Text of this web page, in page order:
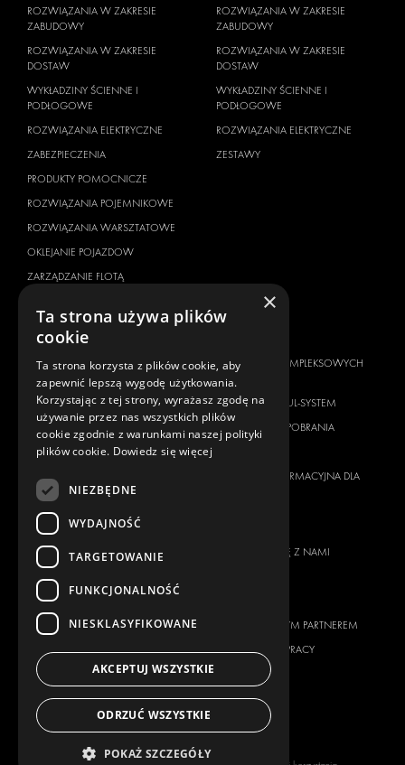
ROZWIĄZANIA W ZAKRESIE
ZABUDOWY
ROZWIĄZANIA W ZAKRESIE
DOSTAW
WYKŁADZINY ŚCIENNE I
PODŁOGOWE
ROZWIĄZANIA ELEKTRYCZNE
ZABEZPIECZENIA
PRODUKTY POMOCNICZE
ROZWIĄZANIA POJEMNIKOWE
ROZWIĄZANIA WARSZTATOWE
OKLEJANIE POJAZDOW
ZARZĄDZANIE FLOTĄ
ROZWIĄZANIA W ZAKRESIE
ZABUDOWY
ROZWIĄZANIA W ZAKRESIE
DOSTAW
WYKŁADZINY ŚCIENNE I
PODŁOGOWE
ROZWIĄZANIA ELEKTRYCZNE
ZESTAWY
MARKA POJAZDU
CITROËN
DACIA
FIAT
FORD
HYUNDAI
IVECO
MAXUS
MERCEDES
NISSAN
PEUGEOT
RENAULT
TOYOTA
VOLKSWAGEN
DOSTAWCA KOMPLEKSOWYCH
ROZWIĄZAŃ
O FIRMIE MODUL-SYSTEM
MATERIAŁY DO POBRANIA
KLAUZULA INFORMACYJNA DLA
SKONTAKTUJ SIĘ Z NAMI
ZOSTAŃ NASZYM PARTNEREM
MOŻLIWOŚCI PRACY
×
Ta strona używa plików
cookie
Ta strona korzysta z plików cookie, aby
zapewnić lepszą wygodę użytkowania.
Korzystając z tej strony, wyrażasz zgodę na
używanie przez nas wszystkich plików
cookie zgodnie z warunkami naszej polityki
plików cookie. Dowiedz się więcej
NIEZBĘDNE
WYDAJNOŚĆ
TARGETOWANIE
FUNKCJONALNOŚĆ
NIESKLASYFIKOWANE
AKCEPTUJ WSZYSTKIE
ODRZUĆ WSZYSTKIE
POKAŻ SZCZEGÓŁY